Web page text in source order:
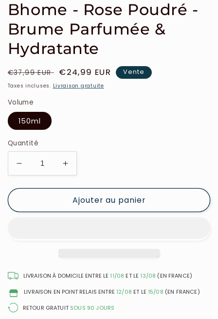
Bhome - Rose Poudré -
Brume Parfumée &
Hydratante
Prix
habituel
€37,99 EUR
Prix
soldé
€24,99 EUR Vente
Taxes incluses. Livraison gratuite
Volume
150ml
Quantité
Réduire
la
quantité
Bhome
Parfumée
Hydratante
Augmenter
la
quantité
de
Bhome
Parfumée
Hydratante
Ajouter au panier
LIVRAISON À DOMICILE ENTRE LE 11/08 ET LE 13/08 (EN FRANCE)
LIVRAISON EN POINT RELAIS ENTRE 12/08 ET LE 15/08 (EN FRANCE)
RETOUR GRATUIT SOUS 90 JOURS